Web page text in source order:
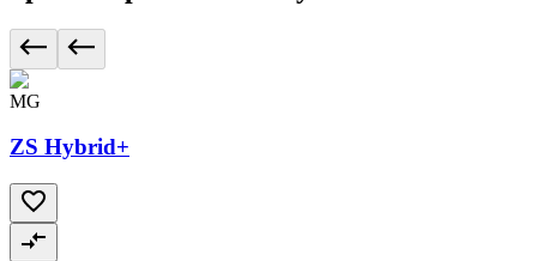
MG
ZS Hybrid+